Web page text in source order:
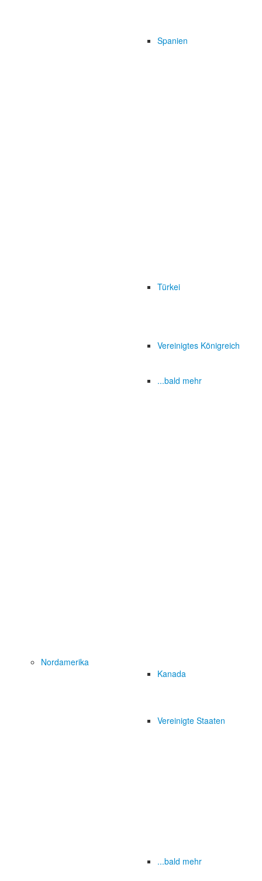
Spanien
Türkei
Vereinigtes Königreich
...bald mehr
Nordamerika
Kanada
Vereinigte Staaten
...bald mehr